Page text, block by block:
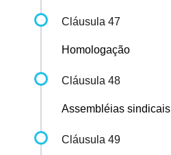
Cláusula 47
Homologação
Cláusula 48
Assembléias sindicais
Cláusula 49